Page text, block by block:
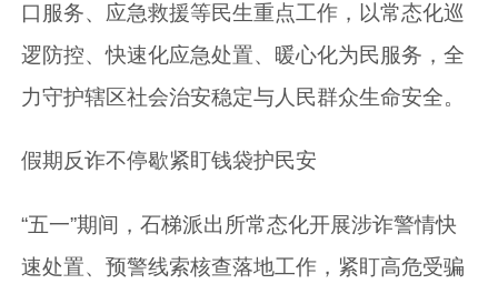
口服务、应急救援等民生重点工作，以常态化巡
逻防控、快速化应急处置、暖心化为民服务，全
力守护辖区社会治安稳定与人民群众生命安全。
假期反诈不停歇紧盯钱袋护民安
“五一”期间，石梯派出所常态化开展涉诈警情快
速处置、预警线索核查落地工作，紧盯高危受骗